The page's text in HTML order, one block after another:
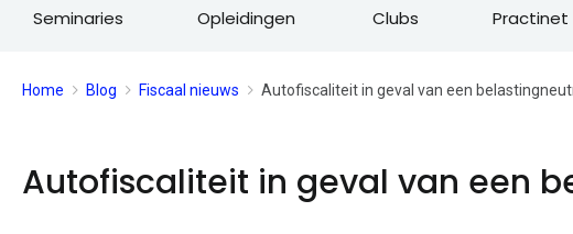
Seminaries Opleidingen Clubs Practinet
Home Blog Fiscaal nieuws Autofiscaliteit in geval van een
Autofiscaliteit in geval van een